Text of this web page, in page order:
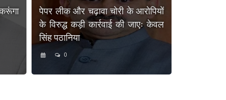
पेपर लीक और चढ़ावा चोरी के आरोपियों
के विरुद्ध कड़ी कार्रवाई की जाएः केवल
सिंह पठानिया
0